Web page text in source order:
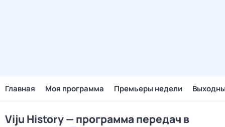
Главная Моя программа Премьеры недели
Viju History — программа передач в